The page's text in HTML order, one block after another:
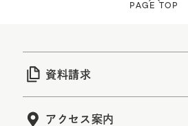
PAGE TOP
資料請求
アクセス案内